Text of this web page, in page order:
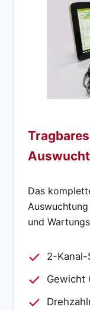
Das
und
2-Kanal-
Gewicht